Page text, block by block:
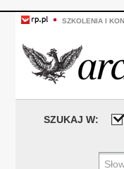
SZKOLENIA I
SZUKAJ W: